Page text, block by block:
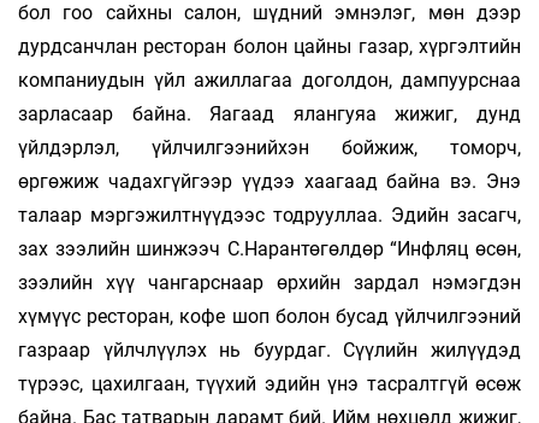
бол гоо сайхны салон, шүдний эмнэлэг, мөн дээр
дурдсанчлан ресторан болон цайны газар, хүргэлтийн
компаниудын үйл ажиллагаа доголдон, дампуурснаа
зарласаар байна. Яагаад ялангуяа жижиг, дунд
үйлдэрлэл, үйлчилгээнийхэн бойжиж, томорч,
өргөжиж чадахгүйгээр үүдээ хаагаад байна вэ. Энэ
талаар мэргэжилтнүүдээс тодрууллаа. Эдийн засагч,
зах зээлийн шинжээч С.Нарантөгөлдөр “Инфляц өсөн,
зээлийн хүү чангарснаар өрхийн зардал нэмэгдэн
хүмүүс ресторан, кофе шоп болон бусад үйлчилгээний
газраар үйлчлүүлэх нь буурдаг. Сүүлийн жилүүдэд
түрээс, цахилгаан, түүхий эдийн үнэ тасралтгүй өсөж
байна. Бас татварын дарамт бий. Ийм нөхцөлд жижиг,